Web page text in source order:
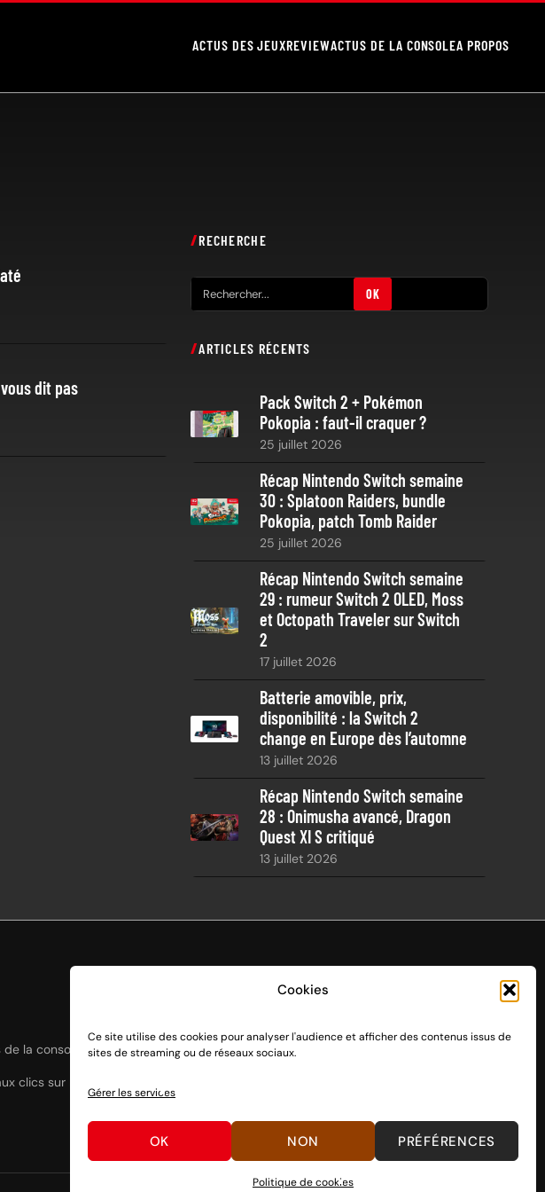
Cookies
Ce site utilise des cookies pour analyser l'audience et afficher des contenus issus de
sites de streaming ou de réseaux sociaux.
Gérer les services
OK NON PRÉFÉRENCES
Politique de cookies
ACTUS DES JEUXREVIEWACTUS DE LA CONSOLEA PROPOS
dit pas
RECHERCHE
e
h
OK
ARTICLES RÉCENTS
Pack Switch 2 + Pokémon
Pokopia : faut-il craquer ?
25 juillet 2026
Récap Nintendo Switch semaine
30 : Splatoon Raiders, bundle
Pokopia, patch Tomb Raider
25 juillet 2026
Récap Nintendo Switch semaine
29 : rumeur Switch 2 OLED, Moss
et Octopath Traveler sur Switch
2
17 juillet 2026
Batterie amovible, prix,
disponibilité : la Switch 2
change en Europe dès l’automne
13 juillet 2026
Récap Nintendo Switch semaine
28 : Onimusha avancé, Dragon
Quest XI S critiqué
13 juillet 2026
la console hybride Nintendo Switch 1 et 2, sortie le 3 mars 2017.
clics sur nos liens en passant par des dons, découvrez